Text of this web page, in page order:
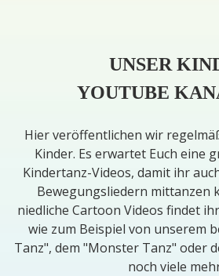
UNSER
YOUTUBE
Hier veröffentlichen wir
Kinder. Es erwartet Euch eine
Kindertanz-Videos, damit ihr
Bewegungsliedern mittanzen
niedliche Cartoon Videos findet
wie zum Beispiel von unserem
Tanz", dem "Monster Tanz" oder
noch viele